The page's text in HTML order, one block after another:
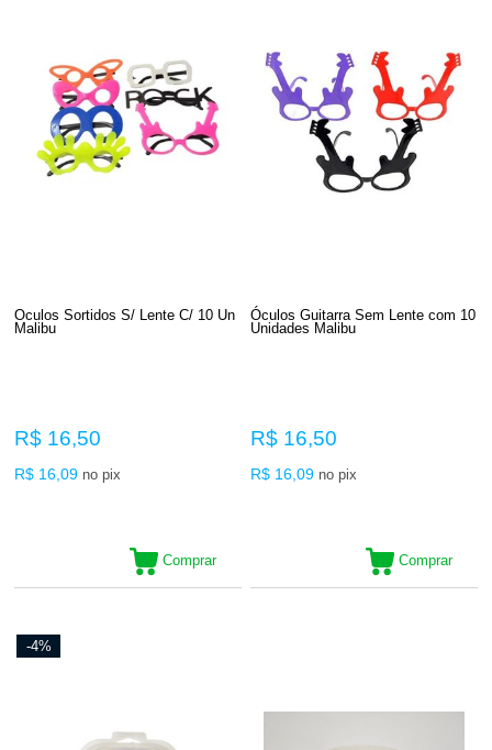
Oculos Sortidos S/ Lente C/ 10 Un
Malibu
R$ 16,50
R$ 16,09 no pix
Comprar
Óculos Guitarra Sem Lente com 10
Unidades Malibu
R$ 16,50
R$ 16,09 no pix
Comprar
-4%